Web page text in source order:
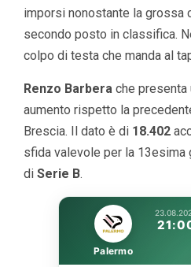
imporsi nonostante la grossa
secondo posto in classifica.
colpo di testa che manda al
Renzo Barbera che presenta
aumento rispetto la
Brescia. Il dato è di 18.402
sfida valevole per la 13esima
di Serie B.
Palermo